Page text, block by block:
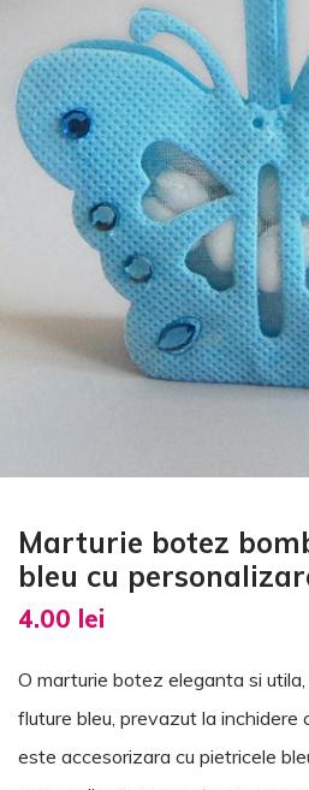
Marturie botez
bleu cu
4.00 lei
O marturie botez eleganta si
fluture bleu, prevazut la inchidere
este accesorizara cu pietricele